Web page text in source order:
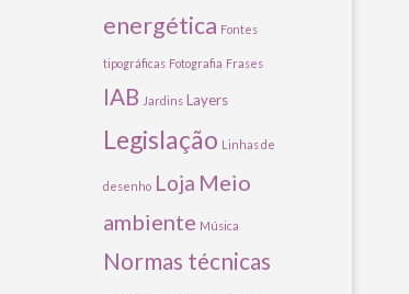
energética Fontes
tipográficas Fotografia Frases
IAB Jardins Layers
Legislação Linhas de
desenho Loja Meio
ambiente Música
Normas técnicas